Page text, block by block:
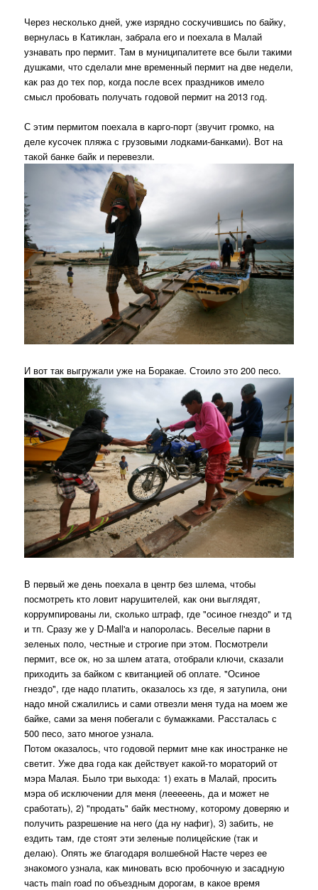
Через несколько дней, уже изрядно соскучившись по байку,
вернулась в Катиклан, забрала его и поехала в Малай
узнавать про пермит. Там в муниципалитете все были такими
душками, что сделали мне временный пермит на две недели,
как раз до тех пор, когда после всех праздников имело
смысл пробовать получать годовой пермит на 2013 год.
С этим пермитом поехала в карго-порт (звучит громко, на
деле кусочек пляжа с грузовыми лодками-банками). Вот на
такой банке байк и перевезли.
И вот так выгружали уже на Боракае. Стоило это 200 песо.
В первый же день поехала в центр без шлема, чтобы
посмотреть кто ловит нарушителей, как они выглядят,
коррумпированы ли, сколько штраф, где "осиное гнездо" и тд
и тп. Сразу же у D-Mall'a и напоролась. Веселые парни в
зеленых поло, честные и строгие при этом. Посмотрели
пермит, все ок, но за шлем атата, отобрали ключи, сказали
приходить за байком с квитанцией об оплате. "Осиное
гнездо", где надо платить, оказалось хз где, я затупила, они
надо мной сжалились и сами отвезли меня туда на моем же
байке, сами за меня побегали с бумажками. Рассталась с
500 песо, зато многое узнала.
Потом оказалось, что годовой пермит мне как иностранке не
светит. Уже два года как действует какой-то мораторий от
мэра Малая. Было три выхода: 1) ехать в Малай, просить
мэра об исключении для меня (лееееень, да и может не
сработать), 2) "продать" байк местному, которому доверяю и
получить разрешение на него (да ну нафиг), 3) забить, не
ездить там, где стоят эти зеленые полицейские (так и
делаю). Опять же благодаря волшебной Насте через ее
знакомого узнала, как миновать всю пробочную и засадную
часть main road по объездным дорогам, в какое время